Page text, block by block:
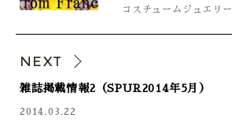
コスチュームジュエリー
NEXT
雑誌掲載情報2（SPUR2014年5月）
2014.03.22